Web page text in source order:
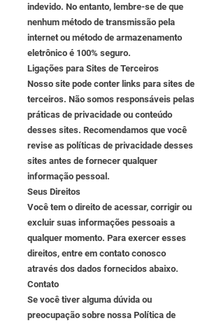
indevido. No entanto, lembre-se de que
nenhum método de transmissão pela
internet ou método de armazenamento
eletrônico é 100% seguro.
Ligações para Sites de Terceiros
Nosso site pode conter links para sites de
terceiros. Não somos responsáveis pelas
práticas de privacidade ou conteúdo
desses sites. Recomendamos que você
revise as políticas de privacidade desses
sites antes de fornecer qualquer
informação pessoal.
Seus Direitos
Você tem o direito de acessar, corrigir ou
excluir suas informações pessoais a
qualquer momento. Para exercer esses
direitos, entre em contato conosco
através dos dados fornecidos abaixo.
Contato
Se você tiver alguma dúvida ou
preocupação sobre nossa Política de